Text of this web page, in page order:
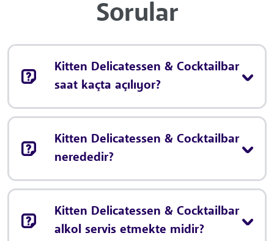
Sorular
Kitten Delicatessen & Cocktailbar
saat kaçta açılıyor?
Kitten Delicatessen & Cocktailbar
nerededir?
Kitten Delicatessen & Cocktailbar
alkol servis etmekte midir?